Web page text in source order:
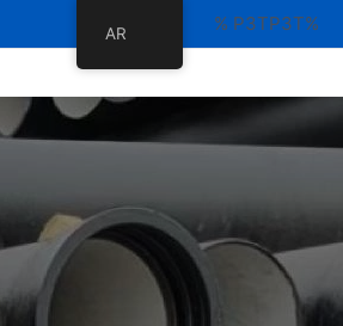
容
%P3TP3T %
AR